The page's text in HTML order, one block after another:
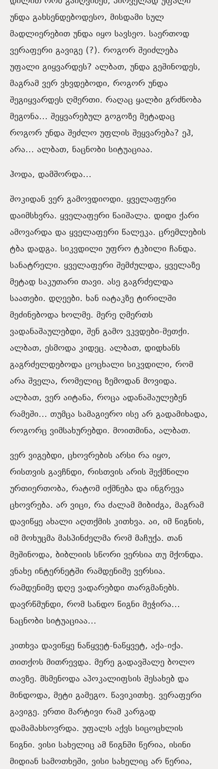
უნდა გახსენდებოდესო, მისდამი სულ
მადლიერებით უნდა იყო სავსეო. საერთოდ
ვერაფერი გავიგე (?). როგორ შეიძლება
უფალი გიყვარდეს? ალბათ, უნდა გეშინოდეს,
მაგრამ ვერ ვხვდებოდი, როგორ უნდა
შეგიყვარდეს ღმერთი. რაღაც ყალბი გრძნობა
მეგონა… შეყვარებულ გოგოზე მეტადაც
როგორ უნდა შეძლო უფლის შეყვარება? ეჰ,
არა… ალბათ, ნაცნობი სიტუაციაა.
ჰოდა, დამშორდა…
შოკიდან ვერ გამოვდიოდი. ყველაფერი
დაიმსხვრა. ყველაფერი წაიშალა. დიდი ქარი
ამოვარდა და ყველაფერი წალეკა. ცრემლების
ტბა დადგა. სიკვდილი უფრო ტკბილი ჩანდა.
სანატრელი. ყველაფერი შემძულდა, ყველაზე
მეტად საკუთარი თავი. ასე გაგრძელდა
საათები. დღეები. ხან იატაკზე ტირილში
მეძინებოდა ხოლმე. მერე ღმერთს
ვადანაშაულებდი, შენ გამო ვკვდები-მეთქი.
ალბათ, ესმოდა კიდეც. ალბათ, დიდხანს
გაგრძელდებოდა ცოცხალი სიკვდილი, რომ
არა შველა, რომელიც ზემოდან მოვიდა.
ალბათ, ვერ აიტანა, როცა ადანაშაულებენ
რამეში… თუმცა სამაგიერო ისე არ გადამიხადა,
როგორც ვიმსახურებდი. მოითმინა, ალბათ.
ვერ ვიგებდი, ცხოვრების არსი რა იყო,
რისთვის გავჩნდი, რისთვის არის შექმნილი
ურთიერთობა, რატომ იქმნება და ინგრევა
ცხოვრება. არ ვიცი, რა ძალამ მიბიძგა, მაგრამ
დავიწყე ახალი აღთქმის კითხვა. აი, იმ წიგნის,
იმ მოხუცმა მასპინძელმა რომ მაჩუქა. თან
მეშინოდა, ბიბლიის სწორი ვერსია თუ მქონდა.
ვნახე ინტერნეტში რამდენიმე ვერსია.
რამდენიმე დღე ვადარებდი თარგმანებს.
დავრწმუნდი, რომ სანდო წიგნი მეჭირა…
ნაცნობი სიტუაციაა…
კითხვა დავიწყე ნაწყვეტ-ნაწყვეტ, აქა-იქა.
თითქოს მითრევდა. მერე გადავშალე ბოლო
თავზე. მსმენოდა აპოკალიფსის შესახებ და
მინდოდა, მეტი გამეგო. წავიკითხე. ვერაფერი
გავიგე. ერთი მარტივი რამ კარგად
დამამახსოვრდა. უფალს აქვს სიცოცხლის
წიგნი. ვისი სახელიც ამ წიგნში წერია, ისინი
მიდიან სამოთხეში, ვისი სახელიც არ წერია,